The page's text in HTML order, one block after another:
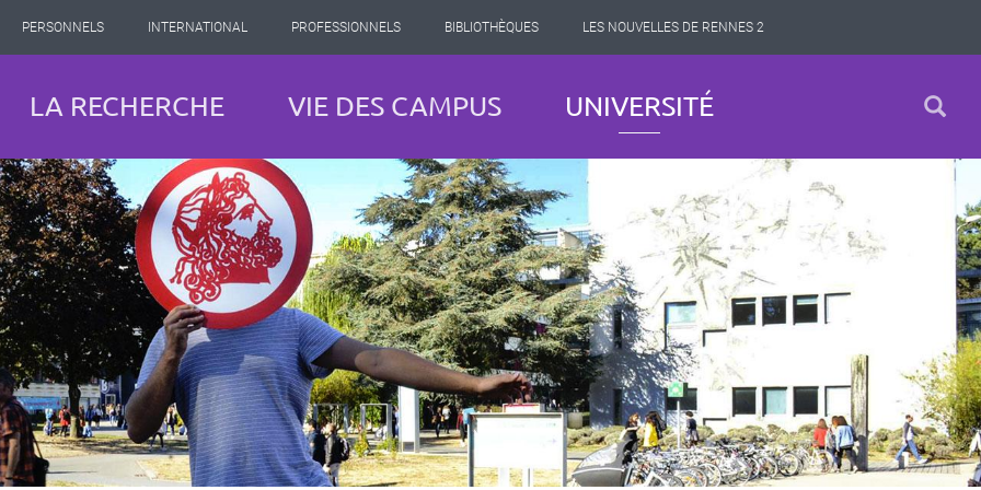
PERSONNELS INTERNATIONAL PROFESSIONNELS BIBLIOTHÈQUES LES NOUVELLES DE RENNES 2
LA RECHERCHE VIE DES CAMPUS UNIVERSITÉ